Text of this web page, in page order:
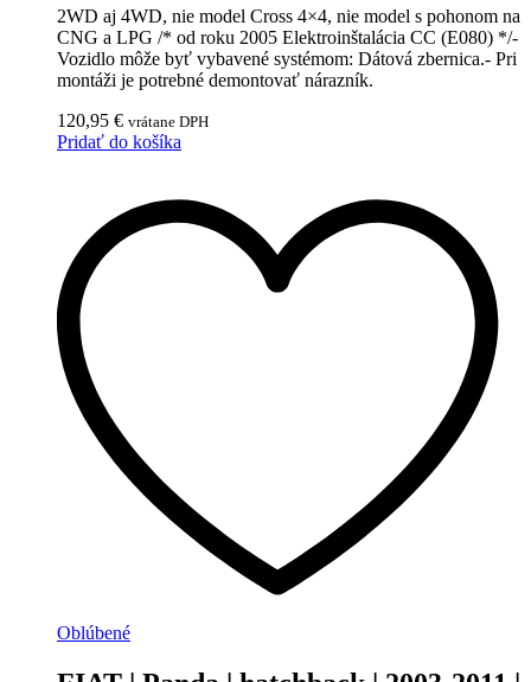
2WD aj 4WD, nie model Cross 4×4, nie model s pohonom na
CNG a LPG /* od roku 2005 Elektroinštalácia CC (E080) */-
Vozidlo môže byť vybavené systémom: Dátová zbernica.- Pri
montáži je potrebné demontovať nárazník.
120,95 € vrátane DPH
Pridať do košíka
Oblúbené